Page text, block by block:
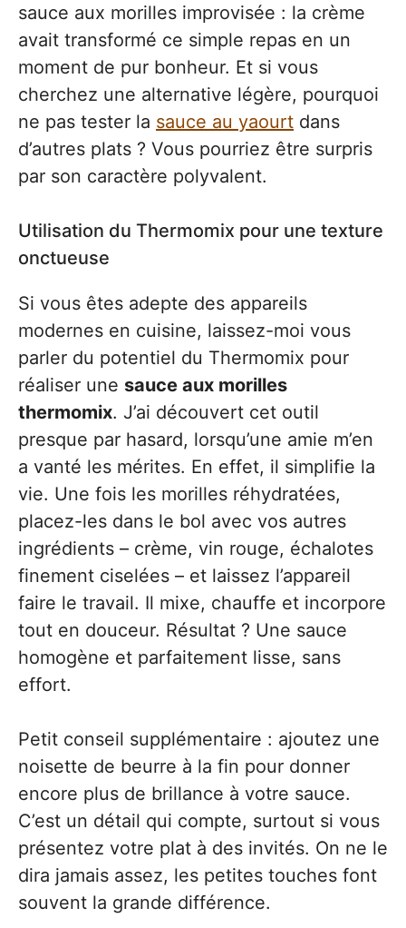
sauce aux morilles improvisée : la crème
avait transformé ce simple repas en un
moment de pur bonheur. Et si vous
cherchez une alternative légère, pourquoi
ne pas tester la sauce au yaourt dans
d’autres plats ? Vous pourriez être surpris
par son caractère polyvalent.
Utilisation du Thermomix pour une texture
onctueuse
Si vous êtes adepte des appareils
modernes en cuisine, laissez-moi vous
parler du potentiel du Thermomix pour
réaliser une sauce aux morilles
thermomix. J’ai découvert cet outil
presque par hasard, lorsqu’une amie m’en
a vanté les mérites. En effet, il simplifie la
vie. Une fois les morilles réhydratées,
placez-les dans le bol avec vos autres
ingrédients – crème, vin rouge, échalotes
finement ciselées – et laissez l’appareil
faire le travail. Il mixe, chauffe et incorpore
tout en douceur. Résultat ? Une sauce
homogène et parfaitement lisse, sans
effort.
Petit conseil supplémentaire : ajoutez une
noisette de beurre à la fin pour donner
encore plus de brillance à votre sauce.
C’est un détail qui compte, surtout si vous
présentez votre plat à des invités. On ne le
dira jamais assez, les petites touches font
souvent la grande différence.